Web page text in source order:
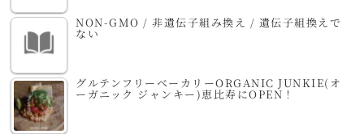
NON-GMO / 非遺伝子組み換え / 遺伝子組換えで
ない
グルテンフリーベーカリーORGANIC JUNKIE(オ
ーガニック ジャンキー)恵比寿にOPEN！